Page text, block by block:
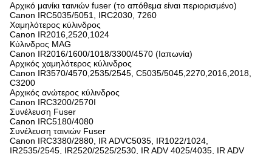
Αρχικό μανίκι ταινιών fuser (το απόθεμα είναι περιορισμένο)
Canon IRC5035/5051, IRC2030, 7260
Χαμηλότερος κύλινδρος
Canon IR2016,2520,1024
Κύλινδρος MAG
Canon IR2016/1600/1018/3300/4570 (Ιαπωνία)
Αρχικός χαμηλότερος κύλινδρος
Canon IR3570/4570,2535/2545, C5035/5045,2270,2016,2018,
C3200
Αρχικός ανώτερος κύλινδρος
Canon IRC3200/2570I
Συνέλευση Fuser
Canon IRC5180/4080
Συνέλευση ταινιών Fuser
Canon IRC3380/2880, IR ADVC5035, IR1022/1024,
IR2535/2545, IR2520/2525/2530, IR ADV 4025/4035, IR ADV